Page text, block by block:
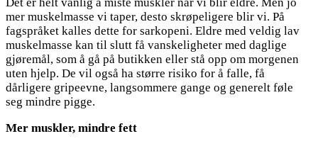
mer muskelmasse vi taper, desto skrøpeligere blir vi. På
fagspråket kalles dette for sarkopeni. Eldre med veldig lav
muskelmasse kan til slutt få vanskeligheter med daglige
gjøremål, som å gå på butikken eller stå opp om morgenen
uten hjelp. De vil også ha større risiko for å falle, få
dårligere gripeevne, langsommere gange og generelt føle
seg mindre pigge.
Mer muskler, mindre fett